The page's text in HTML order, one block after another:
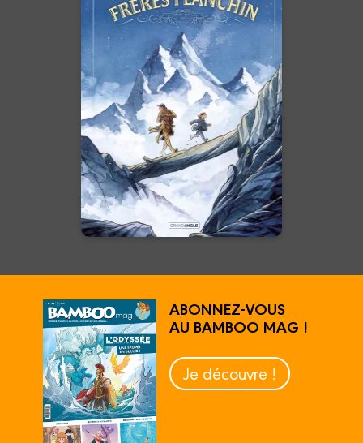
La Formidable
Aventure des
frères Flanchin -
histoire complète
Date de parution :
30/04/2025
Une montagne, deux jeunes
frères en fuite, un Indien
d’Amérique, et un ours…
En voir +
ABONNEZ-VOUS
AU BAMBOO MAG !
Je découvre !